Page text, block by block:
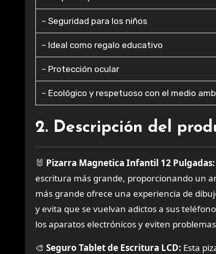
– Seguridad para los niños
– Ideal como regalo educativo
– Protección ocular
– Ecológico y respetuoso con el medio
2. Descripción del
🐰 Pizarra Magnetica Infantil 12 Pulgadas:
escritura más grande, proporcionando un
más grande ofrece una experiencia de
y evita que se vuelvan adictos a sus
los aparatos electrónicos y eviten
🎨 Seguro Tablet de Escritura LCD: Esta